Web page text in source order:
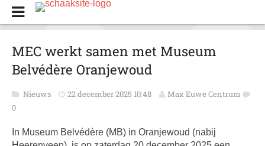
MEC werkt samen met Museum
Belvédère Oranjewoud
Nieuws 22 december 2025 10:48
Max Euwe Centrum
0
In Museum Belvédère (MB) in Oranjewoud (nabij